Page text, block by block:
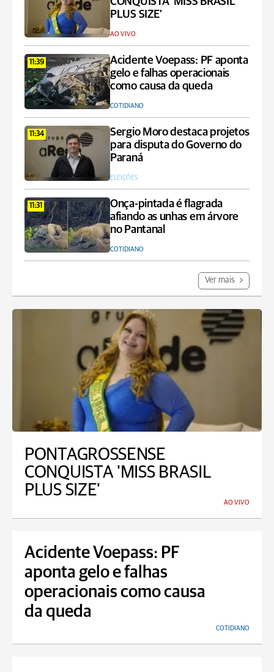
PLUS SIZE'
AO VIVO
11:39
Acidente Voepass: PF aponta
gelo e falhas operacionais
como causa da queda
COTIDIANO
11:34
Sergio Moro destaca projetos
para disputa do Governo do
Paraná
ELEIÇÕES
11:31
Onça-pintada é flagrada
afiando as unhas em árvore
no Pantanal
COTIDIANO
Ver mais
PONTAGROSSENSE
CONQUISTA 'MISS BRASIL
PLUS SIZE'
AO VIVO
Acidente Voepass: PF
aponta gelo e falhas
operacionais como causa
da queda
COTIDIANO